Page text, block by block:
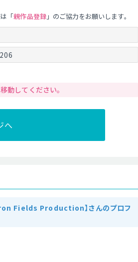
「親作品登録」のご協力をお願いします。
動してください。
へ
Fields Production】さんのプロフ